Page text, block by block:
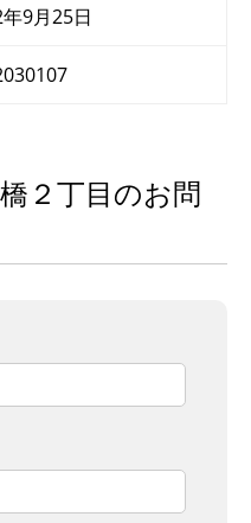
9月25日
２丁目のお問